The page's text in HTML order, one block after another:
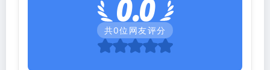
0.0
共0位网友评分